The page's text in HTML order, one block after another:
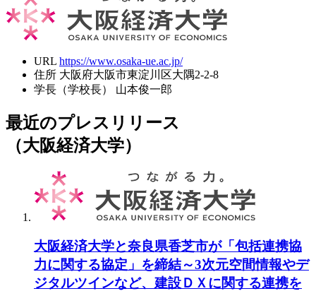
URL https://www.osaka-ue.ac.jp/
住所 大阪府大阪市東淀川区大隅2-2-8
学長（学校長）
山本俊一郎
最近のプレスリリース
（大阪経済大学）
大阪経済大学と奈良県香芝市が「包括連携協
力に関する協定」を締結～3次元空間情報やデ
ジタルツインなど、建設ＤＸに関する連携を